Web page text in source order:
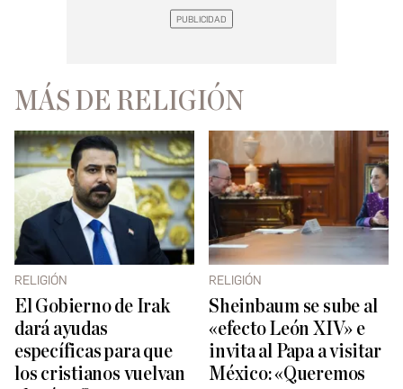
MÁS DE RELIGIÓN
RELIGIÓN
El Gobierno de Irak
dará ayudas
específicas para que
los cristianos vuelvan
RELIGIÓN
Sheinbaum se sube al
«efecto León XIV» e
invita al Papa a visitar
México: «Queremos